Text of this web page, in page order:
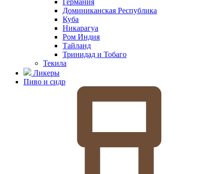
Германия
Доминиканская Республика
Куба
Никарагуа
Ром Индия
Тайланд
Тринидад и Тобаго
Текила
Ликеры
Пиво и сидр